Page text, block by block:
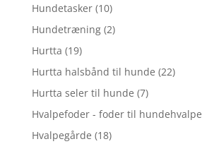
Hundetasker (10)
Hundetræning (2)
Hurtta (19)
Hurtta halsbånd til hunde (22)
Hurtta seler til hunde (7)
Hvalpefoder - foder til hundehvalpe
Hvalpegårde (18)